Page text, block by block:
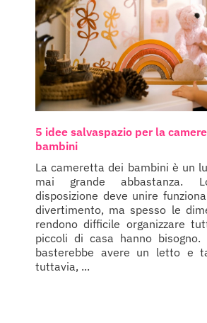
5 idee salvaspazio per la
bambini
La cameretta dei bambini è un
mai grande abbastanza.
disposizione deve unire
divertimento, ma spesso le
rendono difficile organizzare
piccoli di casa hanno
basterebbe avere un letto e
tuttavia, ...